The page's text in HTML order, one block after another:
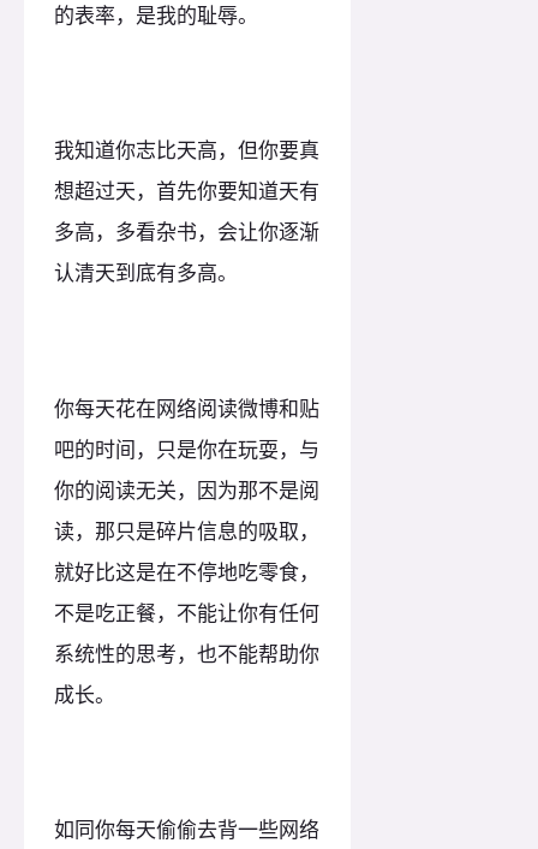
的表率，是我的耻辱。
我知道你志比天高，但你要真
想超过天，首先你要知道天有
多高，多看杂书，会让你逐渐
认清天到底有多高。
你每天花在网络阅读微博和贴
吧的时间，只是你在玩耍，与
你的阅读无关，因为那不是阅
读，那只是碎片信息的吸取，
就好比这是在不停地吃零食，
不是吃正餐，不能让你有任何
系统性的思考，也不能帮助你
成长。
如同你每天偷偷去背一些网络